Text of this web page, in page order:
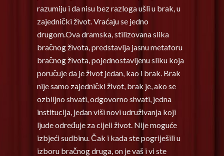
razumiju i da nisu bez razloga ušli u brak, u
zajednički život. Vraćaju se jedno
drugom.Ova dramska, stilizovana slika
bračnog života, predstavlja jasnu metaforu
bračnog života, pojednostavljenu sliku koja
poručuje da je život jedan, kao i brak. Brak
nije samo zajednički život, brak je, ako se
ozbiljno shvati, odgovorno shvati, jedna
institucija, jedan viši novi udruživanja koji
ljude određuje za cijeli život. Nije moguće
izbjeći sudbinu. Čak i kada ste pogriješili u
izboru bračnog druga, on je vaš i vi ste